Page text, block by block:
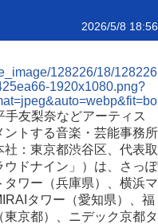
2026/5/8 18:56
128226/18/128226
1920x1080.png?
友梨奈などアーティス
ントする音楽・芸能事務所
：東京都渋谷区、代表取
ドナイン」）は、さっぽ
ワー（兵庫県）、横浜マ
タワー（愛知県）、福
京都）、ニデック京都タ